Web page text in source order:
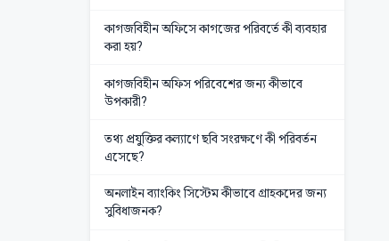
কাগজবিহীন অফিসে কাগজের পরিবর্তে কী ব্যবহার
করা হয়?
কাগজবিহীন অফিস পরিবেশের জন্য কীভাবে
উপকারী?
তথ্য প্রযুক্তির কল্যাণে ছবি সংরক্ষণে কী পরিবর্তন
এসেছে?
অনলাইন ব্যাংকিং সিস্টেম কীভাবে গ্রাহকদের জন্য
সুবিধাজনক?